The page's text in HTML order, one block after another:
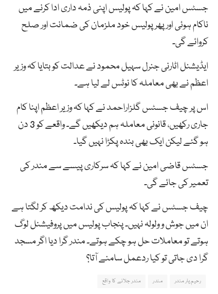
جسٹس امین نے کہا کہ پولیس اپنی ذمہ داری ادا کرنے میں
ناکام ہوئی اور پھر پولیس خود ملزمان کی ضمانت اور صلح
کروائے گی۔
ایڈیشنل اٹارنی جنرل سہیل محمود نے عدالت کو بتایا کہ وزیر
اعظم نے بھی معاملہ کا نوٹس لے لیا ہے۔
اس پر چیف جسٹس گلزاراحمد نے کہا کہ وزیر اعظم اپنا کام
جاری رکھیں، قانونی معاملہ ہم دیکھیں گے۔ واقعے کو 3 دن
ہو گئے لیکن ایک بھی بندہ پکڑا نہیں گیا۔
جسٹس قاضی امین نے کہا کہ سرکاری پیسے سے مندر کی
تعمیر کی جائے گی۔
چیف جسٹس نے کہا کہ پولیس کی ندامت دیکھ کر لگتا ہے
ان میں جوش و ولولہ نہیں۔ پنجاب پولیس میں پروفیشنل لوگ
ہوتے تو معاملات حل ہو چکے ہوتے۔ مندر گرا دیا اگر مسجد
گرا دی جاتی تو کیا ردعمل سامنے آتا؟
رحیم یار مندر مندر مندر جلانے کا واقع